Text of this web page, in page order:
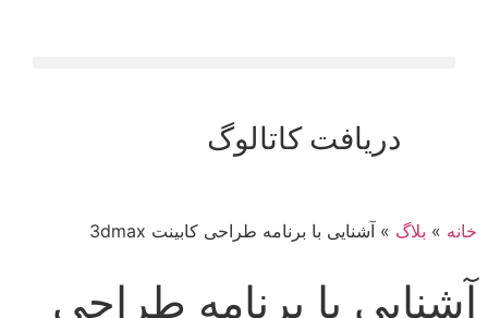
دریافت کاتالوگ
خانه » بلاگ » آشنایی با برنامه طراحی کابینت 3dmax
آشنایی با برنامه طراحی